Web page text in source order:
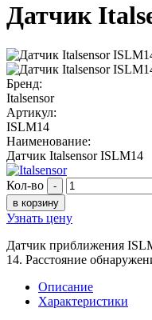
Датчик
Бренд:
Italsensor
Артикул:
ISLM14
Наименование:
Датчик Italsensor ISLM14
Кол-во -
в корзину
Узнать цену
Датчик приближения
14. Расстояние
Описание
Характеристики